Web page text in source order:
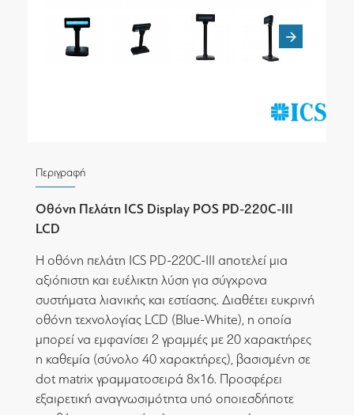
Περιγραφή
Οθόνη Πελάτη ICS Display POS PD-220C-III
LCD
Η οθόνη πελάτη ICS PD-220C-III αποτελεί μια
αξιόπιστη και ευέλικτη λύση για σύγχρονα
συστήματα λιανικής και εστίασης. Διαθέτει ευκρινή
οθόνη τεχνολογίας LCD (Blue-White), η οποία
μπορεί να εμφανίσει 2 γραμμές με 20 χαρακτήρες
η καθεμία (σύνολο 40 χαρακτήρες), βασισμένη σε
dot matrix γραμματοσειρά 8x16. Προσφέρει
εξαιρετική αναγνωσιμότητα υπό οποιεσδήποτε